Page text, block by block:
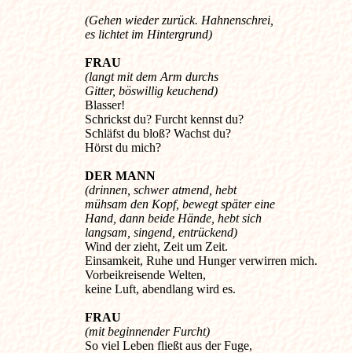
(Gehen wieder zurück. Hahnenschrei,
es lichtet im Hintergrund)
FRAU
(langt mit dem Arm durchs
Gitter, böswillig keuchend)
Blasser!
Schrickst du? Furcht kennst du?
Schläfst du bloß? Wachst du?
Hörst du mich?
DER MANN
(drinnen, schwer atmend, hebt
mühsam den Kopf, bewegt später eine
Hand, dann beide Hände, hebt sich
langsam, singend, entrückend)
Wind der zieht, Zeit um Zeit.
Einsamkeit, Ruhe und Hunger verwirren mich.
Vorbeikreisende Welten,
keine Luft, abendlang wird es.
FRAU
(mit beginnender Furcht)
So viel Leben fließt aus der Fuge,